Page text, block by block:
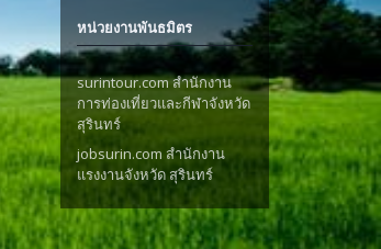
หน่วยงานพันธมิตร
surintour.com สำนักงาน
การท่องเที่ยวและกีฬาจังหวัด
สุรินทร์
jobsurin.com สำนักงาน
แรงงานจังหวัด สุรินทร์